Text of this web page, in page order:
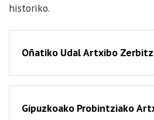
historiko.
Oñatiko Udal Artxibo
Gipuzkoako Probintziako